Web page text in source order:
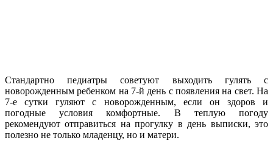
Стандартно педиатры советуют выходить гулять с
новорожденным ребенком на 7-й день с появления на свет. На
7-е сутки гуляют с новорожденным, если он здоров и
погодные условия комфортные. В теплую погоду
рекомендуют отправиться на прогулку в день выписки, это
полезно не только младенцу, но и матери.